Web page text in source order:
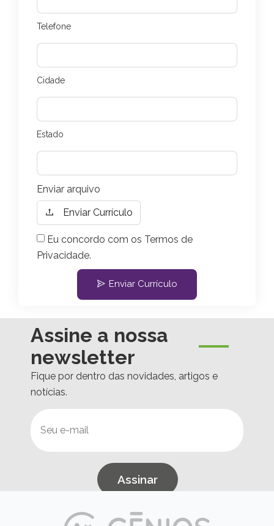
Telefone
Cidade
Estado
Enviar Currículo
Eu concordo com os Termos de
Privacidade.
Enviar Currículo
Assine a nossa
newsletter
Fique por dentro das novidades, artigos e
notícias.
Assinar